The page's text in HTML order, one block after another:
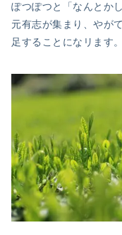
ぽつぽつと「なんとか
元有志が集まり、やが
足することになリます。